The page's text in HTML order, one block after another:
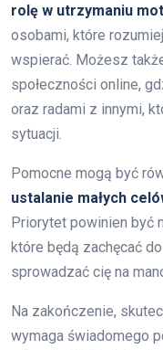
rolę w utrzymaniu
osobami, które
wspierać. Możesz
społeczności online,
oraz radami z innymi,
sytuacji.
Pomocne mogą być
ustalanie małych
Priorytet powinien być
które będą zachęcać
sprowadzać cię na
Na zakończenie,
wymaga świadomego